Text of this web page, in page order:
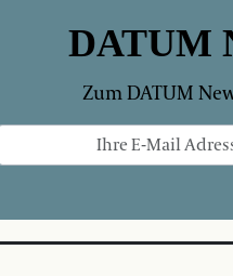
DATUM
Zum DATUM